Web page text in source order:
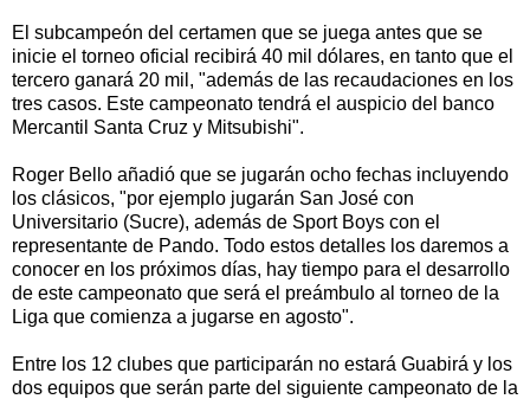
El subcampeón del certamen que se juega antes que se
inicie el torneo oficial recibirá 40 mil dólares, en tanto que el
tercero ganará 20 mil, "además de las recaudaciones en los
tres casos. Este campeonato tendrá el auspicio del banco
Mercantil Santa Cruz y Mitsubishi".
Roger Bello añadió que se jugarán ocho fechas incluyendo
los clásicos, "por ejemplo jugarán San José con
Universitario (Sucre), además de Sport Boys con el
representante de Pando. Todo estos detalles los daremos a
conocer en los próximos días, hay tiempo para el desarrollo
de este campeonato que será el preámbulo al torneo de la
Liga que comienza a jugarse en agosto".
Entre los 12 clubes que participarán no estará Guabirá y los
dos equipos que serán parte del siguiente campeonato de la